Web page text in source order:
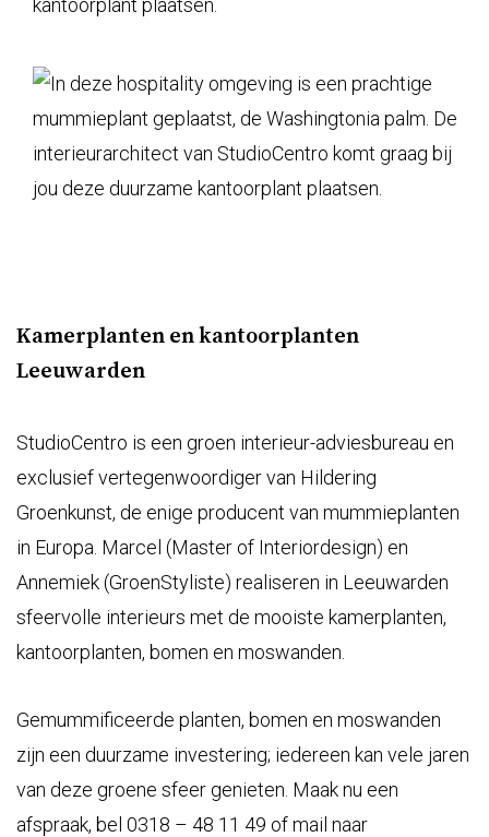
Kamerplanten en kantoorplanten
Leeuwarden
StudioCentro is een groen interieur-adviesbureau en
exclusief vertegenwoordiger van Hildering
Groenkunst, de enige producent van mummieplanten
in Europa. Marcel (Master of Interiordesign) en
Annemiek (GroenStyliste) realiseren in Leeuwarden
sfeervolle interieurs met de mooiste kamerplanten,
kantoorplanten, bomen en moswanden.
Gemummificeerde planten, bomen en moswanden
zijn een duurzame investering; iedereen kan vele jaren
van deze groene sfeer genieten. Maak nu een
afspraak, bel 0318 – 48 11 49 of mail naar